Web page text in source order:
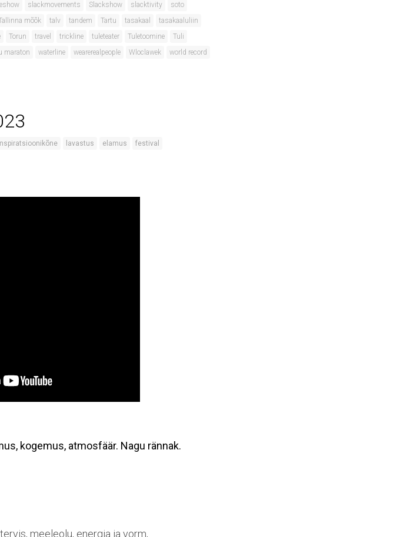
slackmovements Slackshow slacktivity
soto
mõõk talv tandem Tartu tasakaal
tasakaaluliin
Torun travel trickline tuleteater Tuletoomine
Tuli
maraton waterline wearerealpeople Wloclawek
world record
lavastus elamus festival
kogemus, atmosfäär. Nagu rännak.
meeleolu, energia ja vorm,